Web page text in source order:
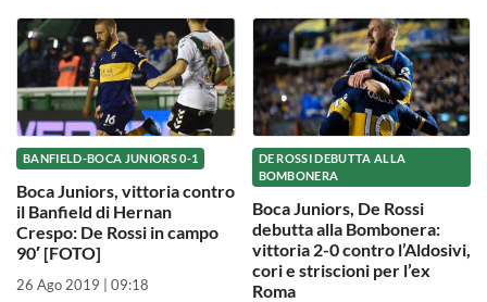
BANFIELD-BOCA JUNIORS 0-1
Boca Juniors, vittoria contro
il Banfield di Hernan
Crespo: De Rossi in campo
90′ [FOTO]
26 Ago 2019 | 09:18
DE ROSSI DEBUTTA ALLA
BOMBONERA
Boca Juniors, De Rossi
debutta alla Bombonera:
vittoria 2-0 contro l’Aldosivi,
cori e striscioni per l’ex
Roma